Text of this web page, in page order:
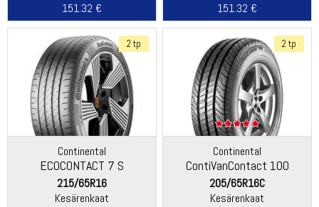
151.32 €
151.32 €
2 tp
Continental
ECOCONTACT 7 S
215/65R16
Kesärenkaat
2 tp
Continental
ContiVanContact 100
205/65R16C
Kesärenkaat